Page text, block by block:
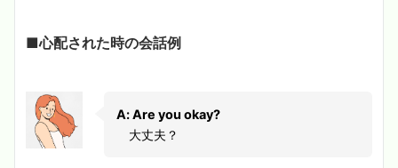
■心配された時の会話例
A: Are you okay?
大丈夫？